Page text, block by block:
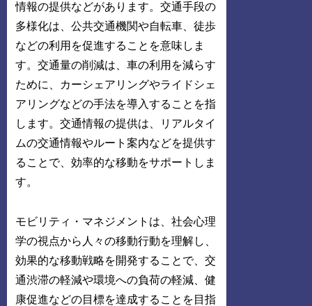
情報の提供などがあります。交通手段の
多様化は、公共交通機関や自転車、徒歩
などの利用を促進することを意味しま
す。交通量の削減は、車の利用を減らす
ために、カーシェアリングやライドシェ
アリングなどの手法を導入することを指
します。交通情報の提供は、リアルタイ
ムの交通情報やルート案内などを提供す
ることで、効率的な移動をサポートしま
す。
モビリティ・マネジメントは、社会心理
学の視点から人々の移動行動を理解し、
効果的な移動戦略を開発することで、交
通渋滞の軽減や環境への負荷の軽減、健
康促進などの目標を達成することを目指